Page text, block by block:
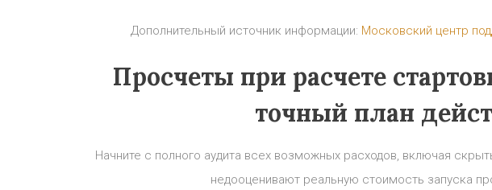
Дополнительный источник информации: Московский центр
Просчеты при расчете
точный план
Начните с полного аудита всех возможных расходов, включая
недооценивают реальную стоимость запуска